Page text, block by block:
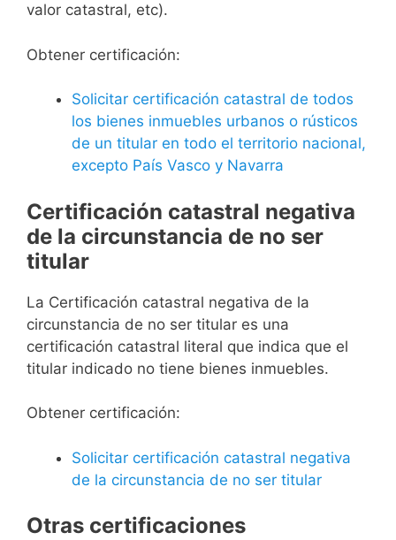
valor catastral, etc).
Obtener certificación:
Solicitar certificación catastral de todos
los bienes inmuebles urbanos o rústicos
de un titular en todo el territorio nacional,
excepto País Vasco y Navarra
Certificación catastral negativa
de la circunstancia de no ser
titular
La Certificación catastral negativa de la
circunstancia de no ser titular es una
certificación catastral literal que indica que el
titular indicado no tiene bienes inmuebles.
Obtener certificación:
Solicitar certificación catastral negativa
de la circunstancia de no ser titular
Otras certificaciones